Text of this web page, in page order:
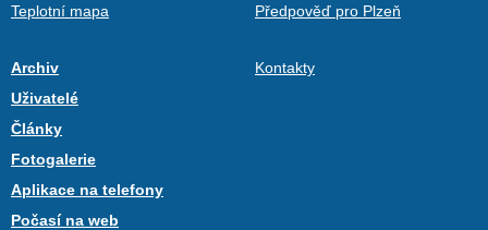
Teplotní mapa
Předpověď pro Plzeň
Archiv
Uživatelé
Články
Fotogalerie
Aplikace na telefony
Počasí na web
Kontakty